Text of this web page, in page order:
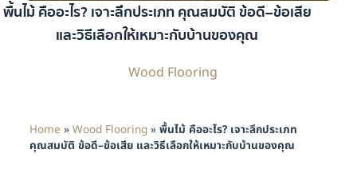
พื้นไม้ คืออะไร? เจาะลึกประเภท คุณสมบัติ ข้อดี–ข้อเสีย
และวิธีเลือกให้เหมาะกับบ้านของคุณ
Wood Flooring
Home » Wood Flooring» พื้นไม้ คืออะไร? เจาะลึกประเภท
คุณสมบัติ ข้อดี–ข้อเสีย และวิธีเลือกให้เหมาะกับบ้านของคุณ